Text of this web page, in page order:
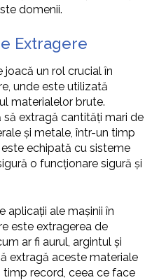
domenii.
Extragere
joacă un rol crucial în
unde este utilizată
materialelor brute.
extragă cantități mari de
și metale, într-un timp
echipată cu sisteme
o funcționare sigură și
aplicații ale mașinii în
este extragerea de
ar fi aurul, argintul și
extragă aceste materiale
record, ceea ce face